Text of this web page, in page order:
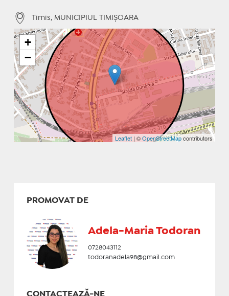
Timis, MUNICIPIUL TIMIŞOARA
+
−
Leaflet | ©OpenStreetMapcontributors
PROMOVAT DE
Adela-Maria Todoran
0728043112
todoranadela98@gmail.com
CONTACTEAZĂ-NE